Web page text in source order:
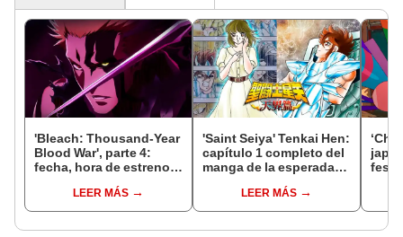
'Bleach: Thousand-Year
Blood War', parte 4:
fecha, hora de estreno,
final del anime
LEER MÁS
'Saint Seiya' Tenkai Hen:
capítulo 1 completo del
manga de la esperada
LEER MÁS